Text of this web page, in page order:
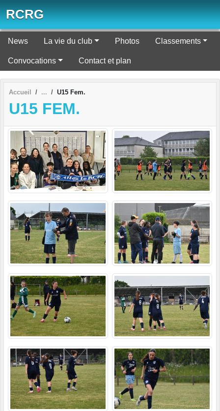
RCRG
News La vie du club Photos Classements
Convocations Contact et plan
Accueil U15 Fem.
U15 FEM.